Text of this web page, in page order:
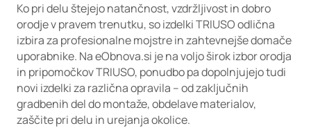
Ko pri delu štejejo natančnost, vzdržljivost in dobro
orodje v pravem trenutku, so izdelki TRIUSO odlična
izbira za profesionalne mojstre in zahtevnejše domače
uporabnike. Na eObnova.si je na voljo širok izbor orodja
in pripomočkov TRIUSO, ponudbo pa dopolnjujejo tudi
novi izdelki za različna opravila – od zaključnih
gradbenih del do montaže, obdelave materialov,
zaščite pri delu in urejanja okolice.